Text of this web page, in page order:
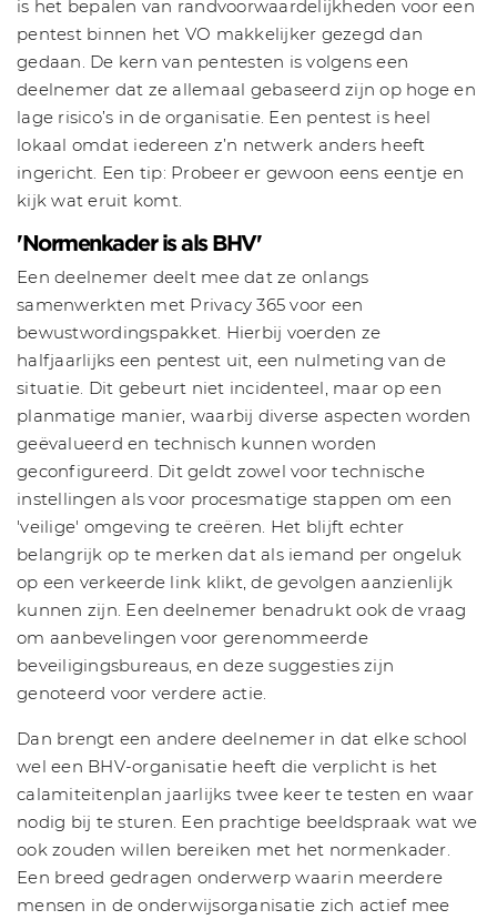
is het bepalen van randvoorwaardelijkheden voor een
pentest binnen het VO makkelijker gezegd dan
gedaan. De kern van pentesten is volgens een
deelnemer dat ze allemaal gebaseerd zijn op hoge en
lage risico’s in de organisatie. Een pentest is heel
lokaal omdat iedereen z’n netwerk anders heeft
ingericht. Een tip: Probeer er gewoon eens eentje en
kijk wat eruit komt.
'Normenkader is als BHV'
Een deelnemer deelt mee dat ze onlangs
samenwerkten met Privacy 365 voor een
bewustwordingspakket. Hierbij voerden ze
halfjaarlijks een pentest uit, een nulmeting van de
situatie. Dit gebeurt niet incidenteel, maar op een
planmatige manier, waarbij diverse aspecten worden
geëvalueerd en technisch kunnen worden
geconfigureerd. Dit geldt zowel voor technische
instellingen als voor procesmatige stappen om een
'veilige' omgeving te creëren. Het blijft echter
belangrijk op te merken dat als iemand per ongeluk
op een verkeerde link klikt, de gevolgen aanzienlijk
kunnen zijn. Een deelnemer benadrukt ook de vraag
om aanbevelingen voor gerenommeerde
beveiligingsbureaus, en deze suggesties zijn
genoteerd voor verdere actie.
Dan brengt een andere deelnemer in dat elke school
wel een BHV-organisatie heeft die verplicht is het
calamiteitenplan jaarlijks twee keer te testen en waar
nodig bij te sturen. Een prachtige beeldspraak wat we
ook zouden willen bereiken met het normenkader.
Een breed gedragen onderwerp waarin meerdere
mensen in de onderwijsorganisatie zich actief mee